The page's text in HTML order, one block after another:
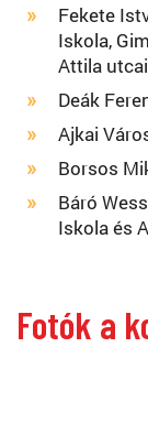
Fekete
Iskola,
Attila
Deák
Ajkai
Borsos
Báró
Iskola és
Fotók a